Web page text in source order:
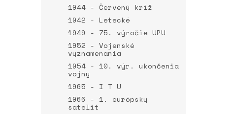
1944 - Červený kríž
1942 - Letecké
1949 - 75. výročie UPU
1952 - Vojenské
vyznamenania
1954 - 10. výr. ukončenia
vojny
1965 - I T U
1966 - 1. európsky
satelit